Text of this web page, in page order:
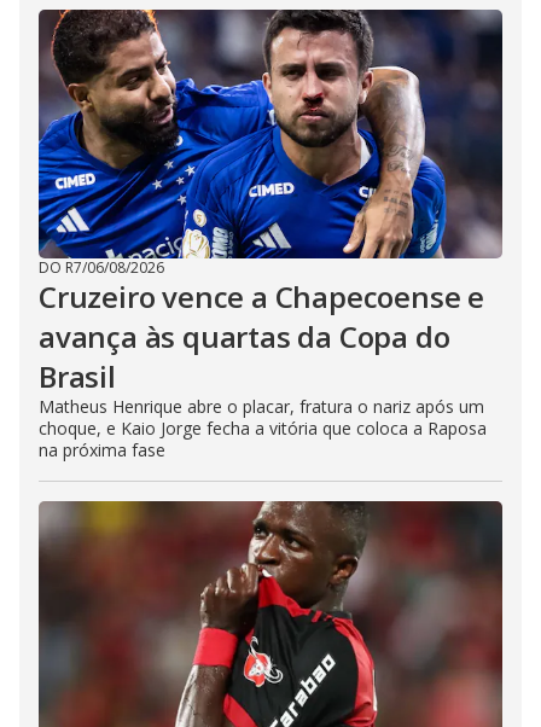
DO R7/06/08/2026
Cruzeiro vence a Chapecoense e
avança às quartas da Copa do
Brasil
Matheus Henrique abre o placar, fratura o nariz após um
choque, e Kaio Jorge fecha a vitória que coloca a Raposa
na próxima fase